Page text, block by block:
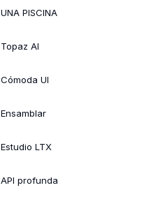
UNA PISCINA
Topaz AI
Cómoda UI
Ensamblar
Estudio LTX
API profunda